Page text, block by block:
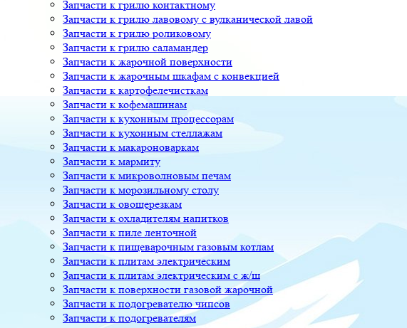
Запчасти к грилю контактному
Запчасти к грилю лавовому с вулканической лавой
Запчасти к грилю роликовому
Запчасти к грилю саламандер
Запчасти к жарочной поверхности
Запчасти к жарочным шкафам с конвекцией
Запчасти к картофелечисткам
Запчасти к кофемашинам
Запчасти к кухонным процессорам
Запчасти к кухонным стеллажам
Запчасти к макароноваркам
Запчасти к мармиту
Запчасти к микроволновым печам
Запчасти к морозильному столу
Запчасти к овощерезкам
Запчасти к охладителям напитков
Запчасти к пиле ленточной
Запчасти к пищеварочным газовым котлам
Запчасти к плитам электрическим
Запчасти к плитам электрическим с ж/ш
Запчасти к поверхности газовой жарочной
Запчасти к подогревателю чипсов
Запчасти к подогревателям